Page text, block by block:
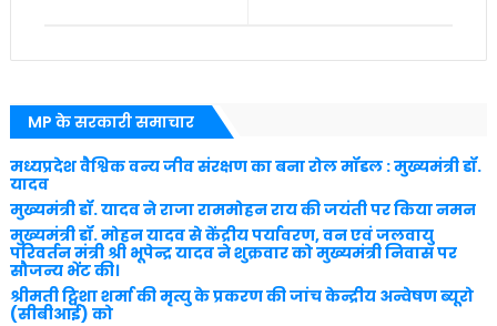
MP के सरकारी समाचार
मध्यप्रदेश वैश्विक वन्य जीव संरक्षण का बना रोल मॉडल : मुख्यमंत्री डॉ.
यादव
मुख्यमंत्री डॉ. यादव ने राजा राममोहन राय की जयंती पर किया नमन
मुख्यमंत्री डॉ. मोहन यादव से केंद्रीय पर्यावरण, वन एवं जलवायु
परिवर्तन मंत्री श्री भूपेन्द्र यादव ने शुक्रवार को मुख्यमंत्री निवास पर
सौजन्य भेंट की।
श्रीमती ट्विशा शर्मा की मृत्यु के प्रकरण की जांच केन्द्रीय अन्वेषण ब्यूरो
(सीबीआई) को